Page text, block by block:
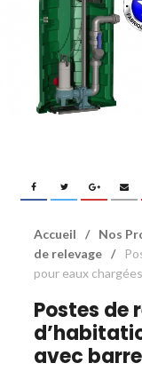
Accueil / Nos
de relevage /
pour eaux
Postes de
avec